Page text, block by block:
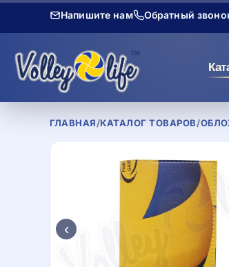
Напишите нам Обратный
ГЛАВНАЯ/КАТАЛОГ ТОВАРОВ/
‹